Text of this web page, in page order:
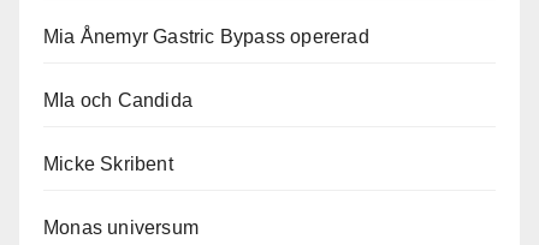
Mia Ånemyr Gastric Bypass opererad
MIa och Candida
Micke Skribent
Monas universum